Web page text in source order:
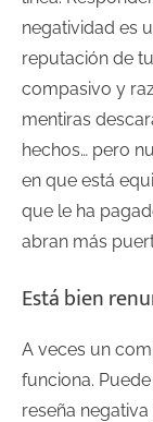
negatividad es
reputación de
compasivo y
mentiras
hechos… pero
en que está
que le ha
abran más
Está bien
A veces un
funciona.
reseña